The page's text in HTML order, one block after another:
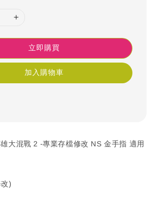
立即購買
加入購物車
雄大混戰 2 -專業存檔修改 NS 金手指 適用
)